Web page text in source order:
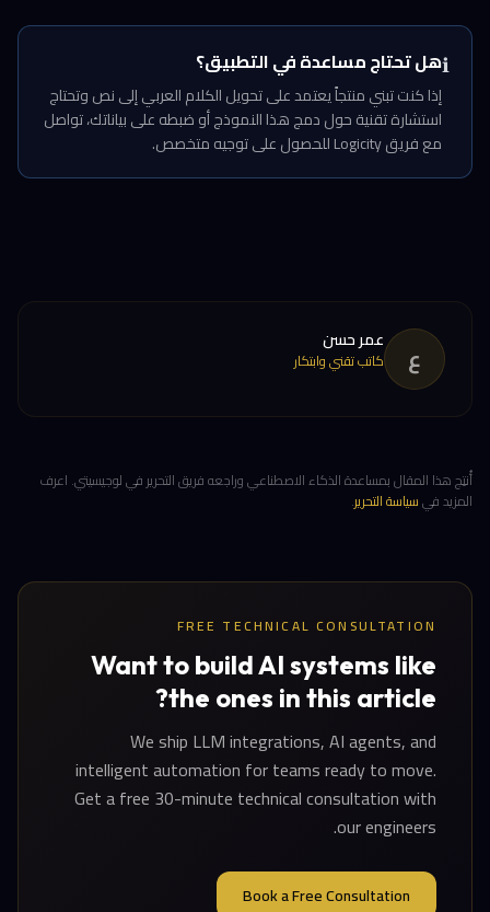
ℹ️هل تحتاج مساعدة في التطبيق؟
إذا كنت تبني منتجاً يعتمد على تحويل الكلام العربي إلى نص وتحتاج
استشارة تقنية حول دمج هذا النموذج أو ضبطه على بياناتك، تواصل
مع فريق Logicity للحصول على توجيه متخصص.
ع عمر حسن
كاتب تقني وابتكار
أُنتِج هذا المقال بمساعدة الذكاء الاصطناعي وراجعه فريق التحرير في لوجيسيتي. اعرف
المزيد فيسياسة التحرير.
FREE TECHNICAL CONSULTATION
Want to build AI systems like
the ones in this article?
We ship LLM integrations, AI agents, and
intelligent automation for teams ready to move.
Get a free 30-minute technical consultation with
our engineers.
Book a Free Consultation